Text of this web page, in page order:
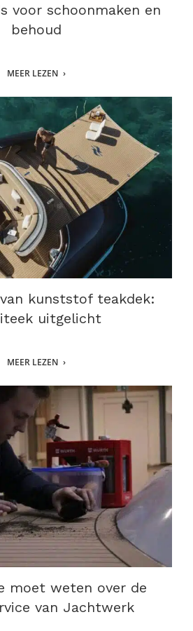
voor schoonmaken en
behoud
MEER LEZEN
kunststof teakdek:
uitgelicht
MEER LEZEN
moet weten over de
van Jachtwerk